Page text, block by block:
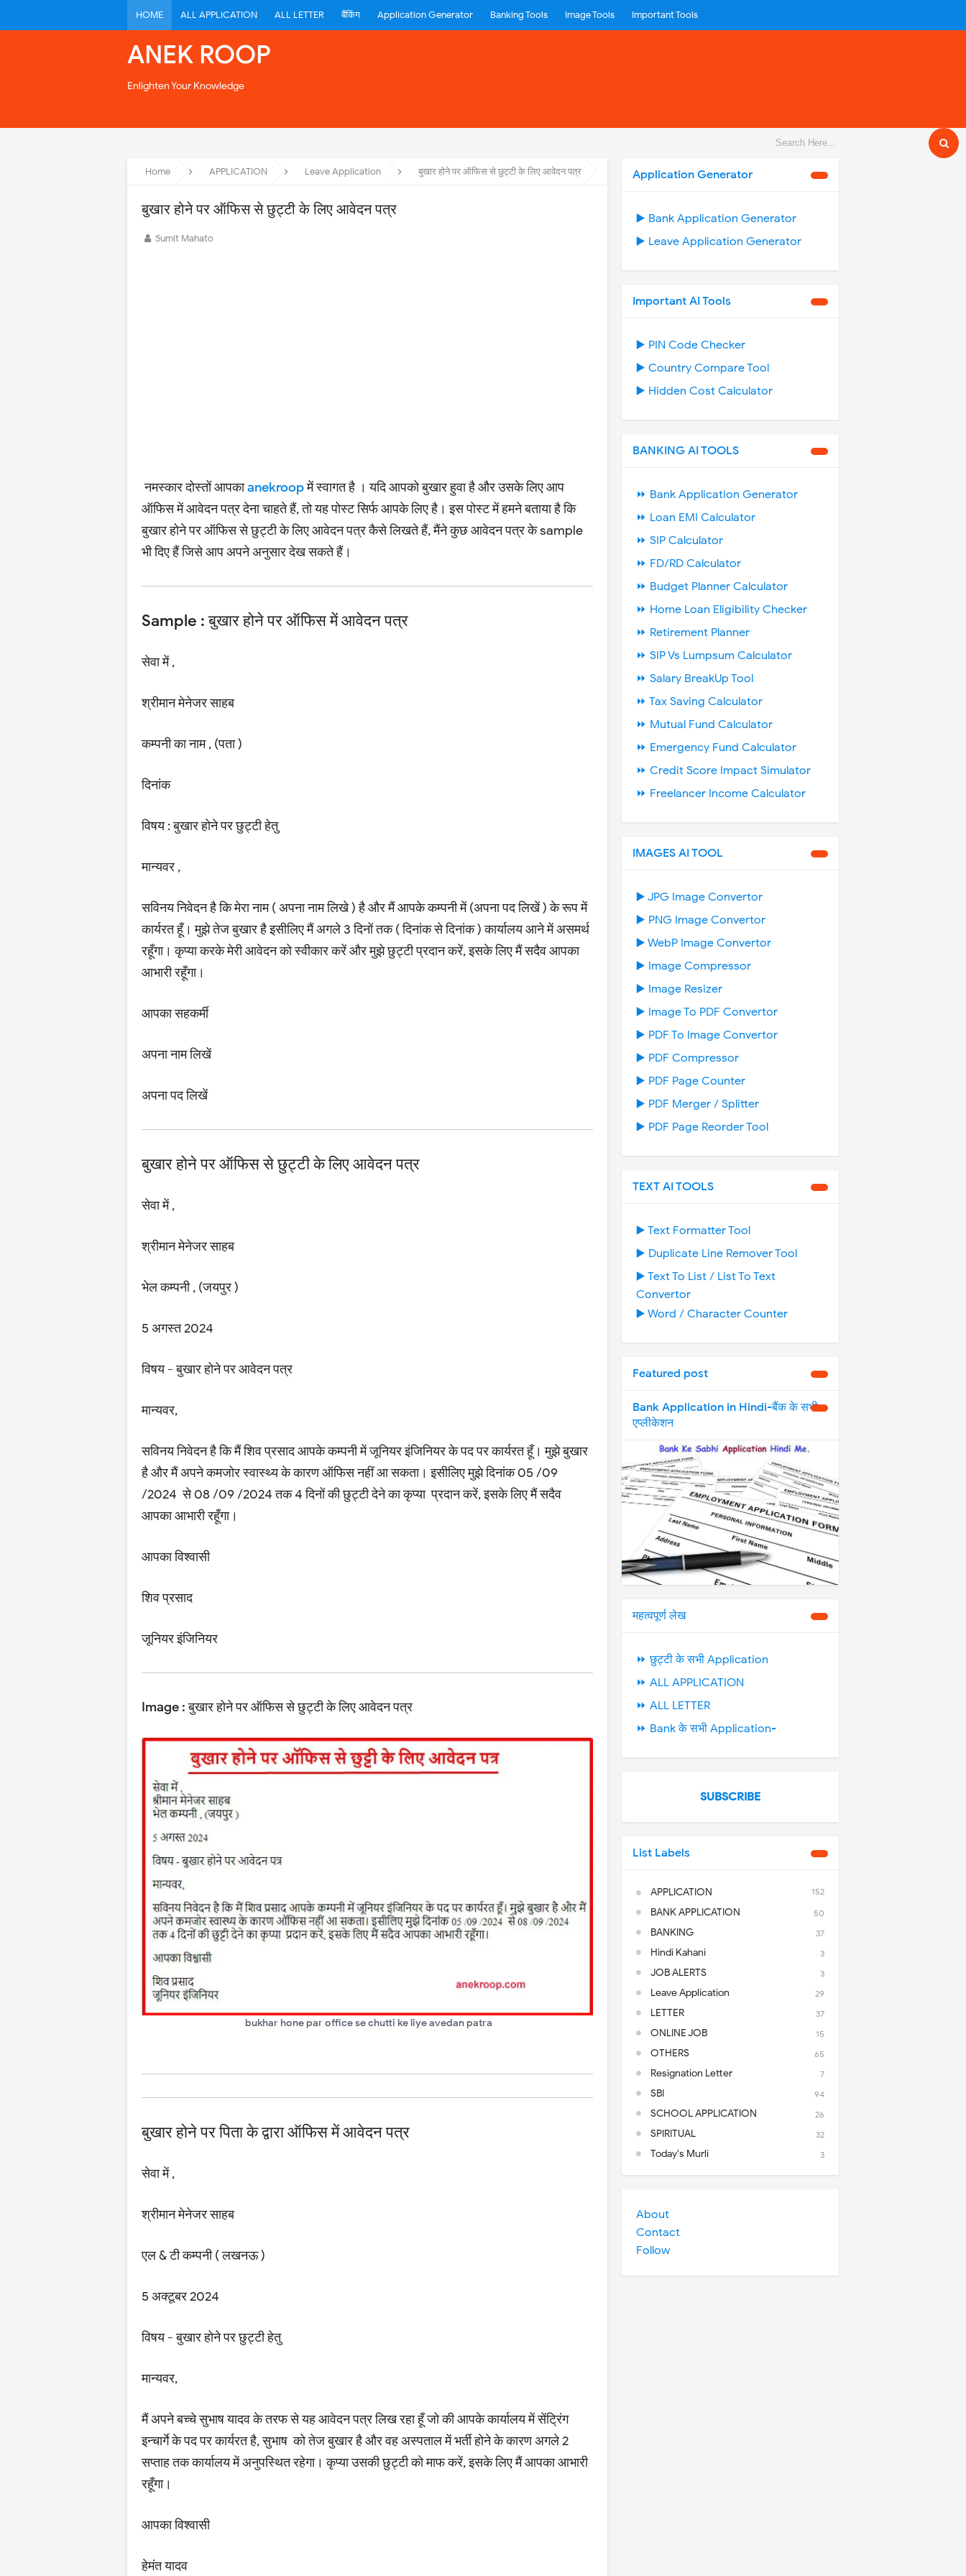
HOME ALL APPLICATION ALL LETTER बैंकिंग Application Generator Banking Tools Image Tools Important Tools
ANEK ROOP
Enlighten Your Knowledge
Home APPLICATION Leave Application बुखार होने पर ऑफिस से छुट्टी के लिए आवेदन पत्र
बुखार होने पर ऑफिस से छुट्टी के लिए आवेदन पत्र
Sumit Mahato
नमस्कार दोस्तों आपकाanekroopमें स्वागत है । यदि आपको बुखार हुवा है और उसके लिए आप
ऑफिस में आवेदन पत्र देना चाहते हैं, तो यह पोस्ट सिर्फ आपके लिए है। इस पोस्ट में हमने बताया है कि
बुखार होने पर ऑफिस से छुट्टी के लिए आवेदन पत्रकैसे लिखते हैं, मैंने कुछ आवेदन पत्र के sample
भी दिए हैं जिसे आप अपने अनुसार देख सकते हैं।
Sample : बुखार होने पर ऑफिस में आवेदन पत्र
सेवा में ,
श्रीमान मेनेजर साहब
कम्पनी का नाम , (पता )
दिनांक
विषय : बुखार होने पर छुट्टी हेतु
मान्यवर ,
सविनय निवेदन है कि मेरा नाम ( अपना नाम लिखे ) है और मैं आपके कम्पनी में (अपना पद लिखें ) के रूप में
कार्यरत हूँ। मुझे तेज बुखार है इसीलिए मैं अगले 3 दिनों तक ( दिनांक से दिनांक ) कार्यालय आने में असमर्थ
रहूँगा। कृप्या करके मेरी आवेदन को स्वीकार करें और मुझे छुट्टी प्रदान करें, इसके लिए मैं सदैव आपका
आभारी रहूँगा।
आपका सहकर्मी
अपना नाम लिखें
अपना पद लिखें
बुखार होने पर ऑफिस से छुट्टी के लिए आवेदन पत्र
सेवा में ,
श्रीमान मेनेजर साहब
भेल कम्पनी , (जयपुर )
5 अगस्त 2024
विषय - बुखार होने पर आवेदन पत्र
मान्यवर,
सविनय निवेदन है कि मैं शिव प्रसाद आपके कम्पनी में जूनियर इंजिनियर के पद पर कार्यरत हूँ। मुझे बुखार
है और मैं अपने कमजोर स्वास्थ्य के कारण ऑफिस नहीं आ सकता। इसीलिए मुझे दिनांक 05 /09
/2024 से 08 /09 /2024 तक 4 दिनों की छुट्टी देने का कृप्या प्रदान करें, इसके लिए मैं सदैव
आपका आभारी रहूँगा।
आपका विश्वासी
शिव प्रसाद
जूनियर इंजिनियर
Image : बुखार होने पर ऑफिस से छुट्टी के लिए आवेदन पत्र
bukhar hone par office se chutti ke liye avedan patra
बुखार होने पर पिता के द्वारा ऑफिस में आवेदन पत्र
सेवा में ,
श्रीमान मेनेजर साहब
एल & टी कम्पनी ( लखनऊ )
5 अक्टूबर 2024
विषय - बुखार होने पर छुट्टी हेतु
मान्यवर,
मैं अपने बच्चे सुभाष यादव के तरफ से यह आवेदन पत्र लिख रहा हूँ जो की आपके कार्यालय में सेंट्रिंग
इन्चार्गे के पद पर कार्यरत है, सुभाष को तेज बुखार है और वह अस्पताल में भर्ती होने के कारण अगले 2
सप्ताह तक कार्यालय में अनुपस्थित रहेगा। कृप्या उसकी छुट्टी को माफ करें, इसके लिए मैं आपका आभारी
रहूँगा।
आपका विश्वासी
हेमंत यादव
Application Generator
▶️ Bank Application Generator
▶️ Leave Application Generator
Important AI Tools
▶️ PIN Code Checker
▶️ Country Compare Tool
▶️ Hidden Cost Calculator
BANKING AI TOOLS
⏩ Bank Application Generator
⏩ Loan EMI Calculator
⏩ SIP Calculator
⏩ FD/RD Calculator
⏩ Budget Planner Calculator
⏩ Home Loan Eligibility Checker
⏩ Retirement Planner
⏩ SIP Vs Lumpsum Calculator
⏩ Salary BreakUp Tool
⏩ Tax Saving Calculator
⏩ Mutual Fund Calculator
⏩ Emergency Fund Calculator
⏩ Credit Score Impact Simulator
⏩ Freelancer Income Calculator
IMAGES AI TOOL
▶️ JPG Image Convertor
▶️ PNG Image Convertor
▶️ WebP Image Convertor
▶️ Image Compressor
▶️ Image Resizer
▶️ Image To PDF Convertor
▶️ PDF To Image Convertor
▶️ PDF Compressor
▶️ PDF Page Counter
▶️ PDF Merger / Splitter
▶️ PDF Page Reorder Tool
TEXT AI TOOLS
▶️ Text Formatter Tool
▶️ Duplicate Line Remover Tool
▶️ Text To List / List To Text
Convertor
▶️ Word / Character Counter
Featured post
Bank Application in Hindi-बैंक के सभी
एप्लीकेशन
महत्वपूर्ण लेख
⏩ छुट्टी के सभी Application
⏩ ALL APPLICATION
⏩ ALL LETTER
⏩ Bank के सभी Application-
SUBSCRIBE
List Labels
APPLICATION 152
BANK APPLICATION 50
BANKING 37
Hindi Kahani 3
JOB ALERTS 3
Leave Application 29
LETTER 37
ONLINE JOB 15
OTHERS 65
Resignation Letter 7
SBI 94
SCHOOL APPLICATION 26
SPIRITUAL 32
Today's Murli 3
About
Contact
Follow